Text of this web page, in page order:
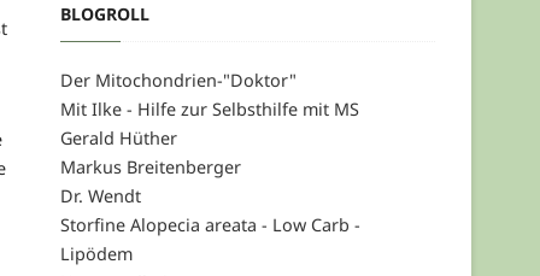
BLOGROLL
Der Mitochondrien-"Doktor"
Mit Ilke - Hilfe zur Selbsthilfe mit MS
Gerald Hüther
Markus Breitenberger
Dr. Wendt
Storfine Alopecia areata - Low Carb -
Lipödem